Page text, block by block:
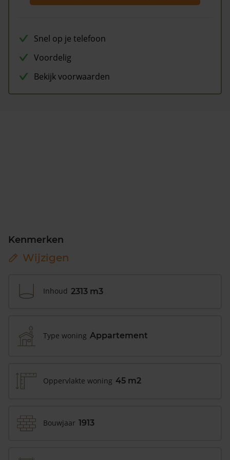
Snel op je telefoon
Voordelig
Bekijk voorwaarden
Kenmerken
Wijzigen
Inhoud 2313 m3
Type woning Appartement
Oppervlakte woning 45 m2
Bouwjaar 1913